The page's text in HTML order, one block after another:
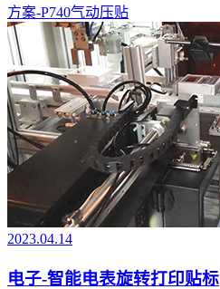
方案-P740气动压贴
2023.04.14
电子-智能电表旋转打印贴标